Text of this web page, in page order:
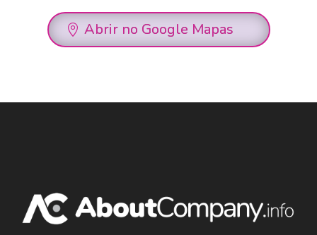
Abrir no Google Mapas